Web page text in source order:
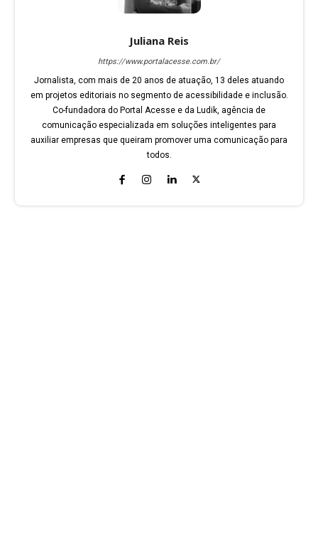
Juliana Reis
https://www.portalacesse.com.br/
Jornalista, com mais de 20 anos de atuação, 13 deles atuando
em projetos editoriais no segmento de acessibilidade e inclusão.
Co-fundadora do Portal Acesse e da Ludik, agência de
comunicação especializada em soluções inteligentes para
auxiliar empresas que queiram promover uma comunicação para
todos.